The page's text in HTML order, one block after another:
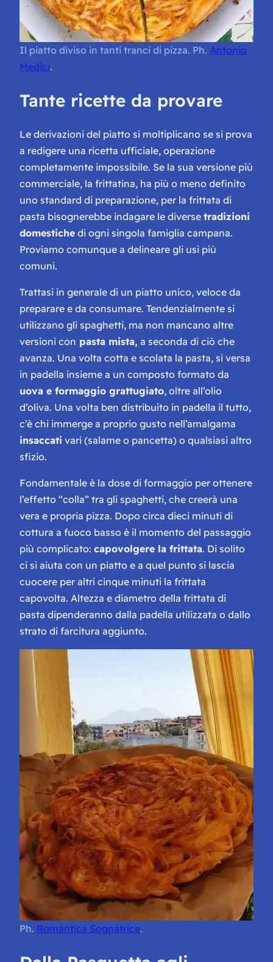
Il piatto diviso in tanti tranci di pizza. Ph. Antonio
Medici.
Tante ricette da provare
Le derivazioni del piatto si moltiplicano se si prova
a redigere una ricetta ufficiale, operazione
completamente impossibile. Se la sua versione più
commerciale, la frittatina, ha più o meno definito
uno standard di preparazione, per la frittata di
pasta bisognerebbe indagare le diverse tradizioni
domestiche di ogni singola famiglia campana.
Proviamo comunque a delineare gli usi più
comuni.
Trattasi in generale di un piatto unico, veloce da
preparare e da consumare. Tendenzialmente si
utilizzano gli spaghetti, ma non mancano altre
versioni con pasta mista, a seconda di ciò che
avanza. Una volta cotta e scolata la pasta, si versa
in padella insieme a un composto formato da
uova e formaggio grattugiato, oltre all’olio
d’oliva. Una volta ben distribuito in padella il tutto,
c’è chi immerge a proprio gusto nell’amalgama
insaccati vari (salame o pancetta) o qualsiasi altro
sfizio.
Fondamentale è la dose di formaggio per ottenere
l’effetto “colla” tra gli spaghetti, che creerà una
vera e propria pizza. Dopo circa dieci minuti di
cottura a fuoco basso è il momento del passaggio
più complicato: capovolgere la frittata. Di solito
ci si aiuta con un piatto e a quel punto si lascia
cuocere per altri cinque minuti la frittata
capovolta. Altezza e diametro della frittata di
pasta dipenderanno dalla padella utilizzata o dallo
strato di farcitura aggiunto.
Ph. Romantica Sognatrice.